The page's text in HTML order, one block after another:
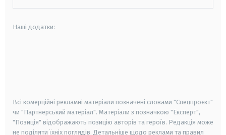
Наші додатки:
Всі комерційні рекламні матеріали позначені словами "Спецпроєкт"
чи "Партнерський матеріал". Матеріали з позначкою "Експерт",
"Позиція" відображають позицію авторів та героїв. Редакція може
не поділяти їхніх поглядів. Детальніше щодо реклами та правил